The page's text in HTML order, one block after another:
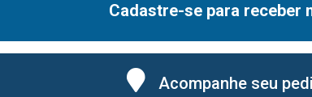
Cadastre-se para receber
Acompanhe seu